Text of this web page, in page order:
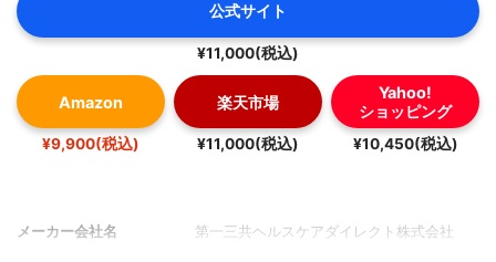
公式サイト
¥11,000(税込)
Amazon
¥9,900(税込)
楽天市場
¥11,000(税込)
Yahoo!
ショッピング
¥10,450(税込)
メーカー会社名 第一三共ヘルスケアダイレクト株式会社